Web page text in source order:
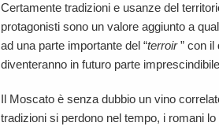
Certamente tradizioni e usanze del
protagonisti sono un valore aggiunto a
ad una parte importante del “terroir” con il
diventeranno in futuro parte
Il Moscato è senza dubbio un vino
tradizioni si perdono nel tempo, i romani